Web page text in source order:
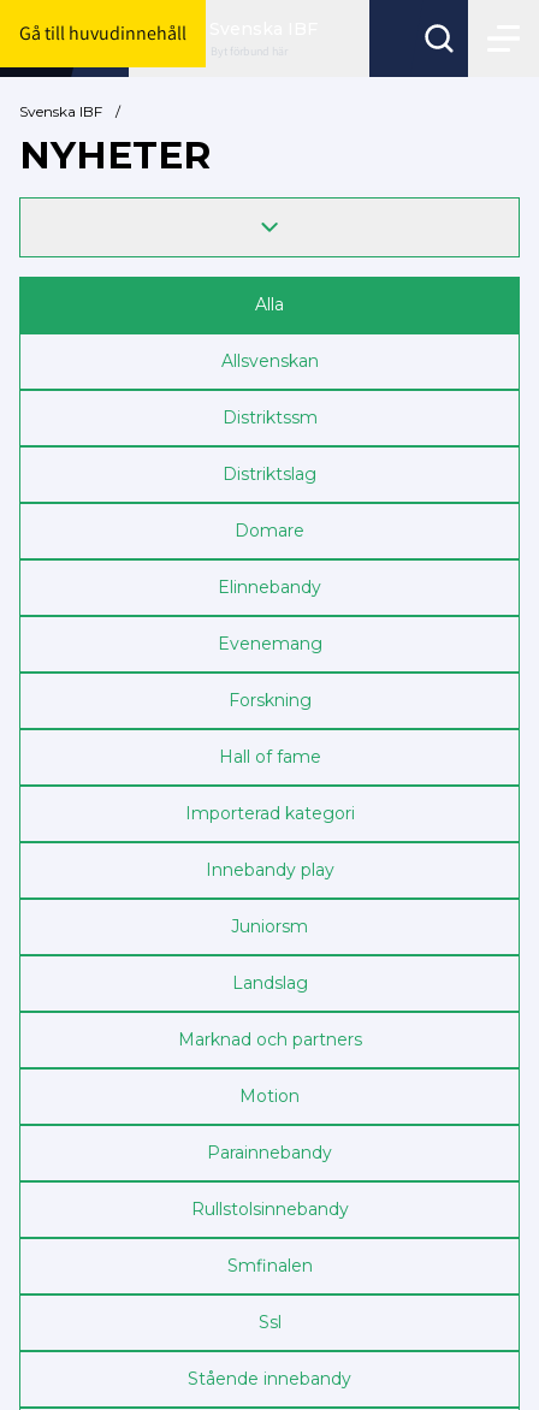
Gå till huvudinnehåll
Byt förbund här
Svenska IBF /
NYHETER
Alla
Allsvenskan
Distrikts­sm
Distriktslag
Domare
Elinnebandy
Evenemang
Forskning
Hall of fame
Importerad kategori
Innebandy play
Junior­sm
Landslag
Marknad och partners
Motion
Para­innebandy
Rullstols­innebandy
Sm­finalen
Ssl
Stående innebandy